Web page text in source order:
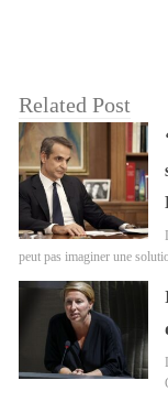
Related Post
peut pas imaginer une